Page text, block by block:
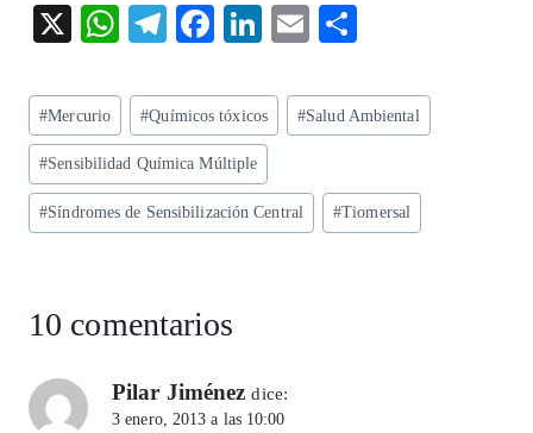
X
W
ts
A
p
p
T
eg
ra
m
F
eb
o
o
k
Li
ke
dI
n
E
ai
l
re
Etiquetas
de
la
entrada:
#Mercurio #Químicos tóxicos #Salud Ambiental
#Sensibilidad Química Múltiple
#Síndromes de Sensibilización Central #Tiomersal
10 comentarios
Pilar Jiménez dice:
3 enero, 2013 a las 10:00